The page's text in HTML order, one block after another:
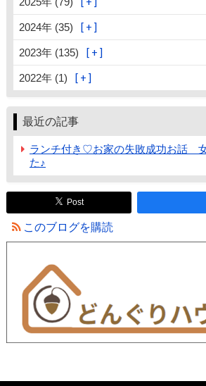
2024年 (35)
2023年 (135)
2022年 (1)
最近の記事
ランチ付き♡お家の失敗成功お話
た♪
Post
このブログを購読